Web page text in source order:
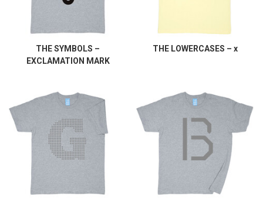
THE SYMBOLS –
EXCLAMATION MARK
THE LOWERCASES – x